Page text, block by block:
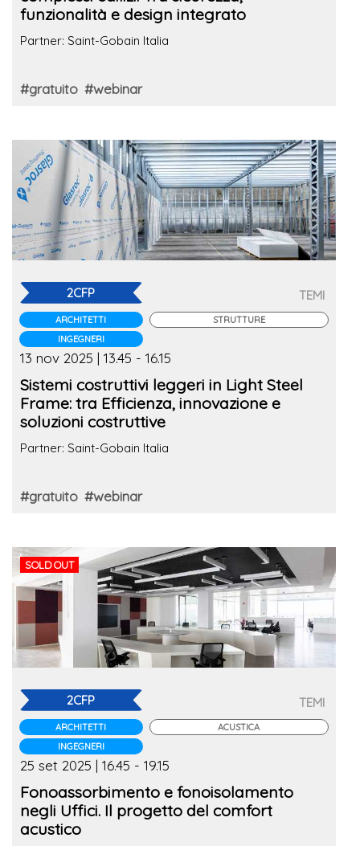
funzionalità e design integrato
Partner: Saint-Gobain Italia
#gratuito #webinar
2CFP
ARCHITETTI
INGEGNERI
TEMI
STRUTTURE
13 nov 2025 | 13.45 - 16.15
Sistemi costruttivi leggeri in Light Steel
Frame: tra Efficienza, innovazione e
soluzioni costruttive
Partner: Saint-Gobain Italia
#gratuito #webinar
SOLD OUT
2CFP
ARCHITETTI
INGEGNERI
TEMI
ACUSTICA
25 set 2025 | 16.45 - 19.15
Fonoassorbimento e fonoisolamento
negli Uffici. Il progetto del comfort
acustico